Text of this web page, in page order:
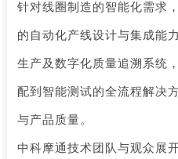
针对线圈制造的智能化需求
的自动化产线设计与集成能
生产及数字化质量追溯系统
配到智能测试的全流程解决
与产品质量。
中科摩通技术团队与观众展